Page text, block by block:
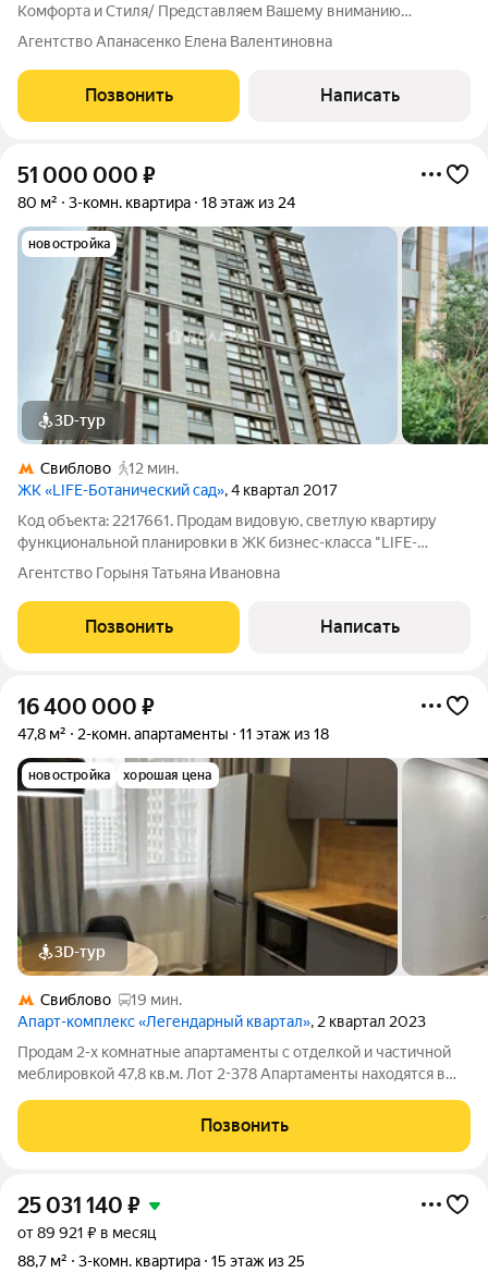
Комфорта и Стиля/ Представляем Вашему вниманию
эксклюзивное предложение просторную евротрешку в
продумана для Вашего максимального комфорта. Эта
Агентство Апанасенко Елена Валентиновна
Позвонить Написать
51 000 000 ₽
80 м² 3-комн. квартира 18 этаж из 24
новостройка
3D-тур
Свиблово
12 мин.
ЖК «LIFE-Ботанический cад», 4 квартал 2017
Код объекта: 2217661. Продам видовую, светлую квартиру
функциональной планировки в ЖК бизнес-класса "LIFE-
Ботанический сад", который находится в уникальной локации
Москвы и в одной минуте ходьбы от метро Ботанический сад.
Уютно, комфортно.
Агентство Горыня Татьяна Ивановна
Позвонить Написать
16 400 000 ₽
47,8 м² 2-комн. апартаменты 11 этаж из 18
новостройка хорошая цена
3D-тур
Свиблово
19 мин.
Апарт-комплекс «Легендарный квартал», 2 квартал 2023
Продам 2-х комнатные апартаменты с отделкой и частичной
меблировкой 47,8 кв.м. Лот 2-378 Апартаменты находятся в
северо-востоке столицы, в непосредственной близости от
Ботанического сада. С
Позвонить
25 031 140 ₽
от 89 921 ₽ в месяц
88,7 м²
3-комн. квартира 15 этаж из 25